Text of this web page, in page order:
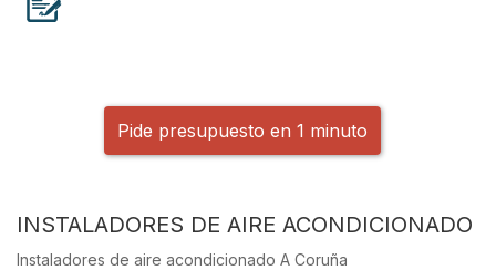
Pide presupuesto en 1 minuto
INSTALADORES DE AIRE ACONDICIONADO
Instaladores de aire acondicionado A Coruña